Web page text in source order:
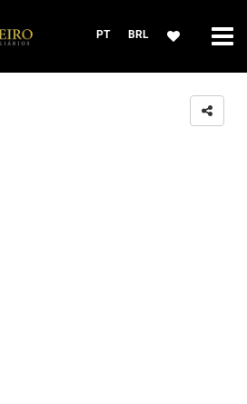
PT BRL